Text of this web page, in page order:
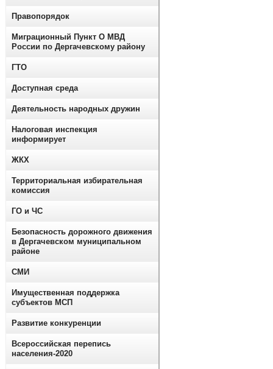
Правопорядок
Миграционный Пункт О МВД
России по Дергачевскому району
ГТО
Доступная среда
Деятельность народных дружин
Налоговая инспекция
информирует
ЖКХ
Территориальная избирательная
комиссия
ГО и ЧС
Безопасность дорожного движения
в Дергачевском муниципальном
районе
СМИ
Имущественная поддержка
субъектов МСП
Развитие конкуренции
Всероссийская перепись
населения-2020